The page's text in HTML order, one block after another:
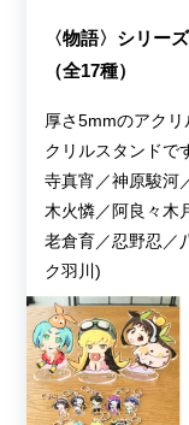
〈物語〉シリー
（全17種）
厚さ5mmのアク
クリルスタンドで
寺真宵／神原駿河
木火憐／阿良々木
老倉育／忍野忍／
ク羽川)